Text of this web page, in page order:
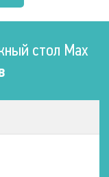
стол Max